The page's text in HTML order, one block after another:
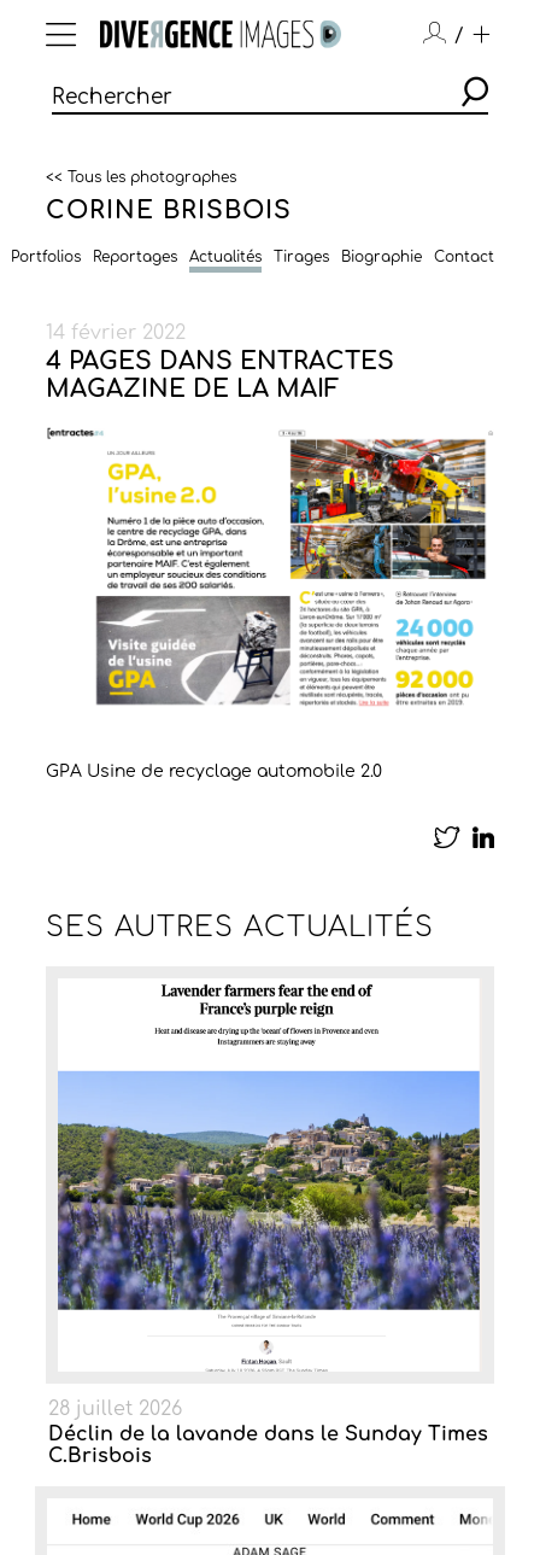
/
<< Tous les photographes
CORINE BRISBOIS
Portfolios Reportages Actualités Tirages Biographie Contact
14 février 2022
4 PAGES DANS ENTRACTES
MAGAZINE DE LA MAIF
GPA Usine de recyclage automobile 2.0
SES AUTRESACTUALITÉS
28 juillet 2026
Déclin de la lavande dans le Sunday Times
C.Brisbois